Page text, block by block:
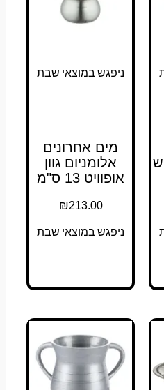
ניפגש במוצאי שבת
מים אחרונים
אלומניום גוון
אופוויט 13 ס"מ
₪213.00
ניפגש במוצאי שבת